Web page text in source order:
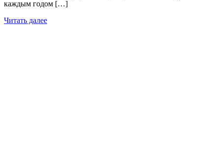
каждым годом […]
Читать далее